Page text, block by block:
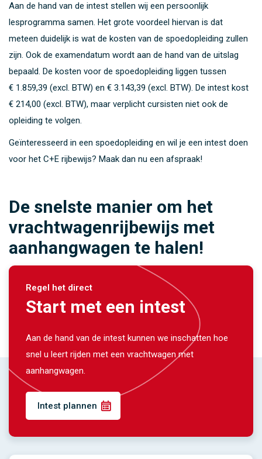
Aan de hand van de intest stellen wij een persoonlijk
lesprogramma samen. Het grote voordeel hiervan is dat
meteen duidelijk is wat de kosten van de spoedopleiding zullen
zijn. Ook de examendatum wordt aan de hand van de uitslag
bepaald. De kosten voor de spoedopleiding liggen tussen
€ 1.859,39 (excl. BTW) en € 3.143,39 (excl. BTW). De intest kost
€ 214,00 (excl. BTW), maar verplicht cursisten niet ook de
opleiding te volgen.
Geïnteresseerd in een spoedopleiding en wil je een intest doen
voor het C+E rijbewijs? Maak dan nu een afspraak!
De snelste manier om het
vrachtwagenrijbewijs met
aanhangwagen te halen!
Regel het direct
Start met een intest
Aan de hand van de intest kunnen we inschatten hoe
snel u leert rijden met een vrachtwagen met
aanhangwagen.
Intest plannen